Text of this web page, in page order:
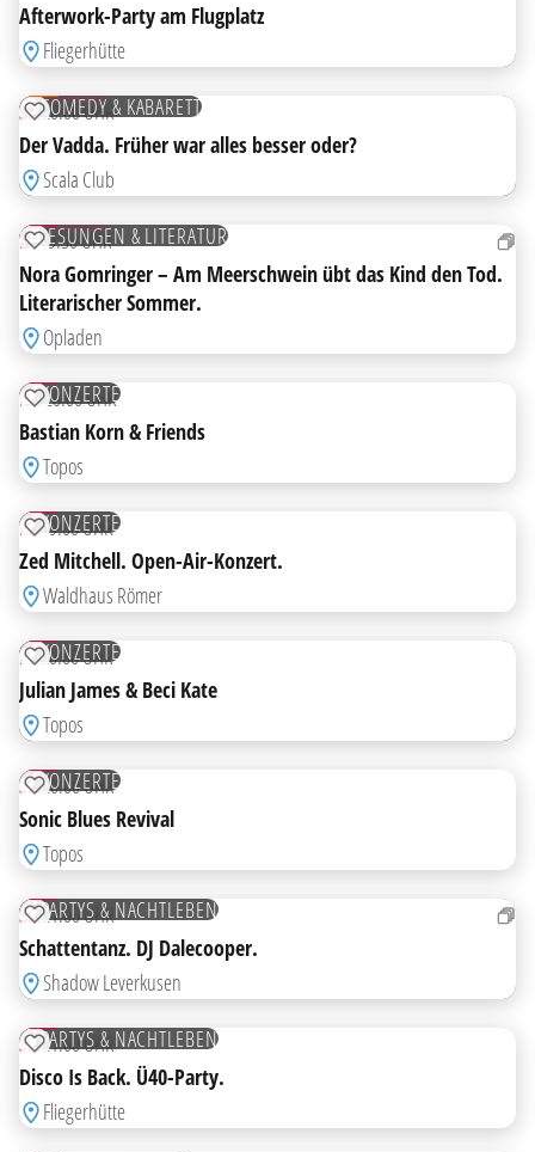
Afterwork-Party am Flugplatz
Fliegerhütte
HIGHLIGHT
15
COMEDY & KABARETT
ZUR MERKLISTE HINZUFÜGEN
SA20:00 UHR
Der Vadda. Früher war alles besser oder?
Scala Club
18
LESUNGEN & LITERATUR
ZUR MERKLISTE HINZUFÜGEN
DI19:30 UHR
Nora Gomringer – Am Meerschwein übt das Kind den Tod.
Literarischer Sommer.
Opladen
19
KONZERTE
ZUR MERKLISTE HINZUFÜGEN
MI20:00 UHR
Bastian Korn & Friends
Topos
21
KONZERTE
ZUR MERKLISTE HINZUFÜGEN
FR19:00 UHR
Zed Mitchell. Open-Air-Konzert.
Waldhaus Römer
21
KONZERTE
ZUR MERKLISTE HINZUFÜGEN
FR20:00 UHR
Julian James & Beci Kate
Topos
22
KONZERTE
ZUR MERKLISTE HINZUFÜGEN
SA20:00 UHR
Sonic Blues Revival
Topos
22
PARTYS & NACHTLEBEN
ZUR MERKLISTE HINZUFÜGEN
SA21:00 UHR
Schattentanz. DJ Dalecooper.
Shadow Leverkusen
22
PARTYS & NACHTLEBEN
ZUR MERKLISTE HINZUFÜGEN
SA21:00 UHR
Disco Is Back. Ü40-Party.
Fliegerhütte
23